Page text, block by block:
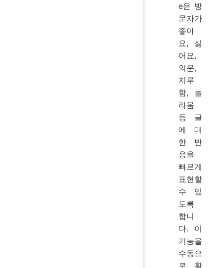
e은 방
문자가
좋아
요, 싫
어요,
의문,
지루
함, 놀
라움
등 글
에 대
한 반
응을
빠르게
표현할
수 있
도록
합니
다. 이
기능을
수동으
로 활